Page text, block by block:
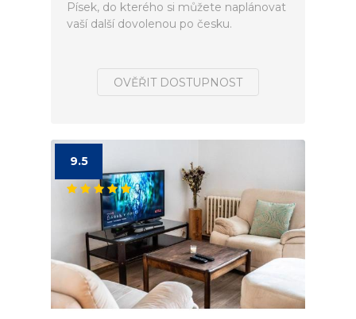
Písek, do kterého si můžete naplánovat
vaší další dovolenou po česku.
OVĚŘIT DOSTUPNOST
9.5